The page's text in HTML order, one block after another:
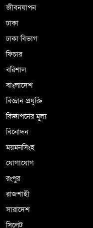
জীবনযাপন
ঢাকা
ঢাকা বিভাগ
ফিচার
বরিশাল
বাংলাদেশ
বিজ্ঞান প্রযুক্তি
বিজ্ঞাপনের মূল্য
বিনোদন
ময়মনসিংহ
যোগাযোগ
রংপুর
রাজশাহী
সারাদেশ
সিলেট